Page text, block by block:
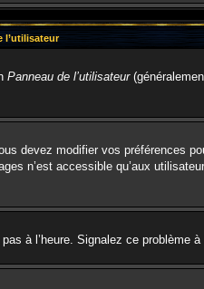
l’utilisateur
Panneau de l’utilisateur
devez modifier vos préférences
n’est accessible qu’aux
à l’heure. Signalez ce problème à